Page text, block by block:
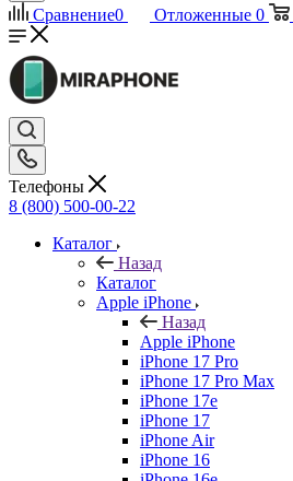
Сравнение0 Отложенные 0
Телефоны
8 (800) 500-00-22
Каталог
Назад
Каталог
Apple iPhone
Назад
Apple iPhone
iPhone 17 Pro
iPhone 17 Pro Max
iPhone 17e
iPhone 17
iPhone Air
iPhone 16